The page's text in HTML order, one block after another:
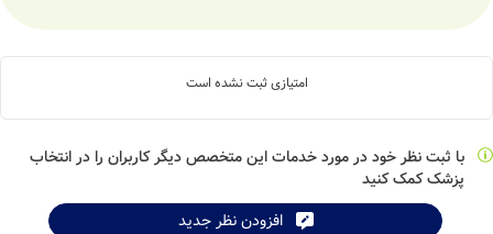
امتیازی ثبت نشده است
با ثبت نظر خود در مورد خدمات این متخصص دیگر کاربران را در انتخاب
پزشک کمک کنید
افزودن نظر جدید